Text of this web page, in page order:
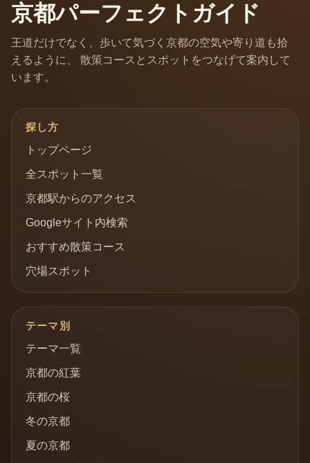
京都パーフェクトガイド
王道だけでなく、歩いて気づく京都の空気や寄り道も拾
えるように、 散策コースとスポットをつなげて案内して
います。
探し方
トップページ
全スポット一覧
京都駅からのアクセス
Googleサイト内検索
おすすめ散策コース
穴場スポット
テーマ別
テーマ一覧
京都の紅葉
京都の桜
冬の京都
夏の京都